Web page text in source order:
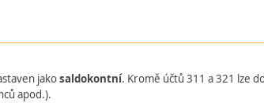
jakosaldokontní. Kromě účtů 311 a 321 lze
apod.).